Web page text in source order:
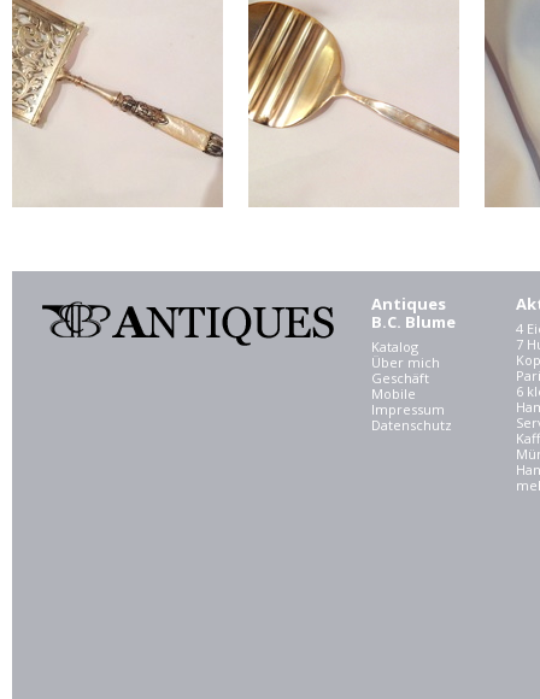
Antiques
B.C. Blume
Katalog
Über mich
Geschäft
Mobile
Impressum
Datenschutz
4
7
6